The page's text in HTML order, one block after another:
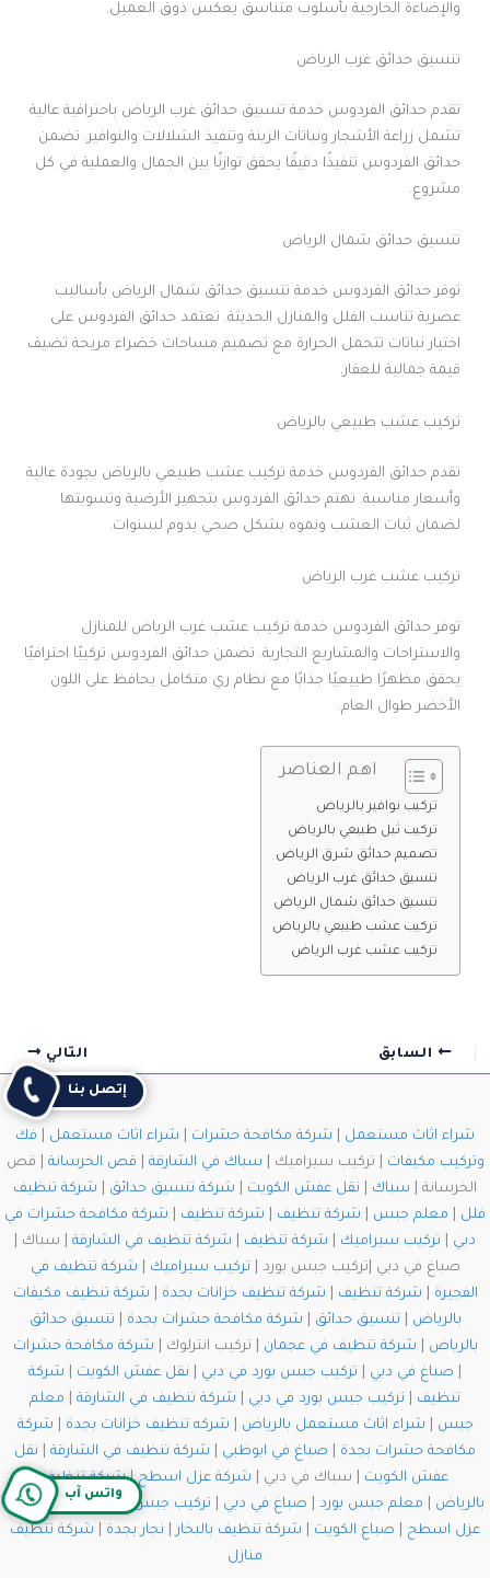
والإضاءة الخارجية بأسلوب متناسق يعكس ذوق العميل.
تنسيق حدائق غرب الرياض
تقدم حدائق الفردوس خدمة تنسيق حدائق غرب الرياض باحترافية عالية
تشمل زراعة الأشجار ونباتات الزينة وتنفيذ الشلالات والنوافير. تضمن
حدائق الفردوس تنفيذًا دقيقًا يحقق توازنًا بين الجمال والعملية في كل
مشروع.
تنسيق حدائق شمال الرياض
توفر حدائق الفردوس خدمة تنسيق حدائق شمال الرياض بأساليب
عصرية تناسب الفلل والمنازل الحديثة. تعتمد حدائق الفردوس على
اختيار نباتات تتحمل الحرارة مع تصميم مساحات خضراء مريحة تضيف
قيمة جمالية للعقار.
تركيب عشب طبيعي بالرياض
تقدم حدائق الفردوس خدمة تركيب عشب طبيعي بالرياض بجودة عالية
وأسعار مناسبة. تهتم حدائق الفردوس بتجهيز الأرضية وتسويتها
لضمان ثبات العشب ونموه بشكل صحي يدوم لسنوات.
تركيب عشب غرب الرياض
توفر حدائق الفردوس خدمة تركيب عشب غرب الرياض للمنازل
والاستراحات والمشاريع التجارية. تضمن حدائق الفردوس تركيبًا احترافيًا
يحقق مظهرًا طبيعيًا جذابًا مع نظام ري متكامل يحافظ على اللون
الأخضر طوال العام.
اهم العناصر
تركيب نوافير بالرياض
تركيب ثيل طبيعي بالرياض
تصميم حدائق شرق الرياض
تنسيق حدائق غرب الرياض
تنسيق حدائق شمال الرياض
تركيب عشب طبيعي بالرياض
تركيب عشب غرب الرياض
السابق التالي
شراء اثاث مستعمل شركة مكافحة حشرات شراء اثاث مستعمل
فك
وتركيب مكيفات
| تركيب سيراميك | سباك في الشارقة قص الخرسانة | قص
الخرسانة | سباك نقل عفش الكويت شركة تنسيق حدائق
شركة تنظيف
فلل
معلم جبس شركة تنظيف شركة تنظيف
شركة مكافحة حشرات في
دبي
تركيب سيراميك شركة تنظيف شركة تنظيف في الشارقة | سباك |
صباغ في دبي |تركيب جبس بورد | تركيب سيراميك
شركة تنظيف في
الفجيرة
شركة تنظيف شركة تنظيف خزانات بجدة
شركة تنظيف مكيفات
بالرياض
تنسيق حدائق شركة مكافحة حشرات بجدة
تنسيق حدائق
بالرياض
شركة تنظيف في عجمان | تركيب انترلوك | شركة مكافحة حشرات
صباغ في دبي تركيب جبس بورد في دبي نقل عفش الكويت
شركة
تنظيف
تركيب جبس بورد في دبي شركة تنظيف في الشارقة
معلم
جبس
شراء اثاث مستعمل بالرياض شركه تنظيف خزانات بجدة
شركة
مكافحة حشرات بجدة
صباغ في ابوظبي شركة تنظيف في الشارقة
نقل
عفش الكويت | سباك في دبي | شركة عزل اسطح|شركة تنظيف
بالرياض
معلم جبس بورد صباغ في دبي تركيب جبس بورد في دبي| شركة
عزل اسطح
صباغ الكويت شركة تنظيف بالبخار| نجار بجدة
شركة تنظيف
منازل
واتس آب
إتصل بنا